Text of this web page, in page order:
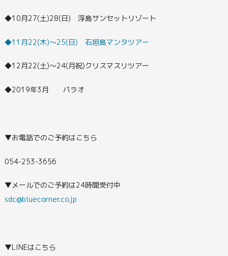
◆10月27(土)28(日) 浮島サンセットリゾート
◆11月22(木)～25(日) 石垣島マンタツアー
◆12月22(土)～24(月祝)クリスマスリツアー
◆2019年3月 パラオ
▼お電話でのご予約はこちら
054-253-3656
▼メールでのご予約は24時間受付中
sdc@bluecorner.co.jp
▼LINEはこちら